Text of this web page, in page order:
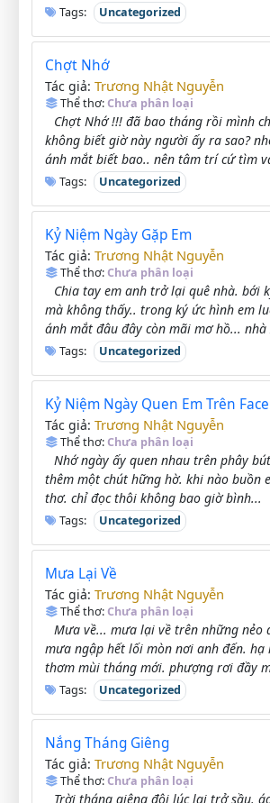
Tags: Uncategorized
Chợt Nhớ
Tác giả: Trương Nhật Nguyễn
Thể thơ:Chưa phân loại
Chợt Nhớ !!! đã bao tháng rồi mình
không biết giờ này người ấy ra sao?
ánh mắt biết bao.. nên tâm trí cứ tìm
Tags: Uncategorized
Kỷ Niệm Ngày Gặp Em
Tác giả: Trương Nhật Nguyễn
Thể thơ:Chưa phân loại
Chia tay em anh trở lại quê nhà. bới
mà không thấy.. trong ký ức hình em
ánh mắt đâu đây còn mãi mơ hồ... nhà
Tags: Uncategorized
Kỷ Niệm Ngày Quen Em Trên
Tác giả: Trương Nhật Nguyễn
Thể thơ:Chưa phân loại
Nhớ ngày ấy quen nhau trên phây
thêm một chút hững hờ. khi nào buồn
thơ. chỉ đọc thôi không bao giờ bình...
Tags: Uncategorized
Mưa Lại Về
Tác giả: Trương Nhật Nguyễn
Thể thơ:Chưa phân loại
Mưa về... mưa lại về trên những nẻo
mưa ngập hết lối mòn nơi anh đến. hạ
thơm mùi tháng mới. phượng rơi đầy
Tags: Uncategorized
Nắng Tháng Giêng
Tác giả: Trương Nhật Nguyễn
Thể thơ:Chưa phân loại
Trời tháng giêng đôi lúc lại trở sầu.